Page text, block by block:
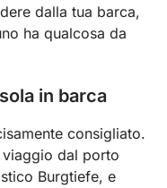
dalla tua barca,
ha qualcosa da
in barca
consigliato.
dal porto
Burgtiefe, e